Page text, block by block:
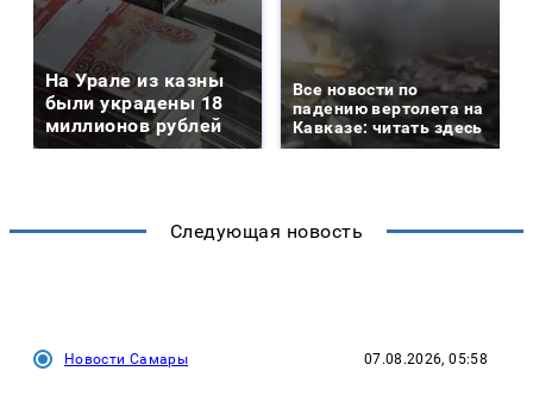
На Урале из казны
были украдены 18
миллионов рублей
Все новости по
падению вертолета на
Кавказе: читать здесь
Следующая новость
Новости Самары 07.08.2026, 05:58